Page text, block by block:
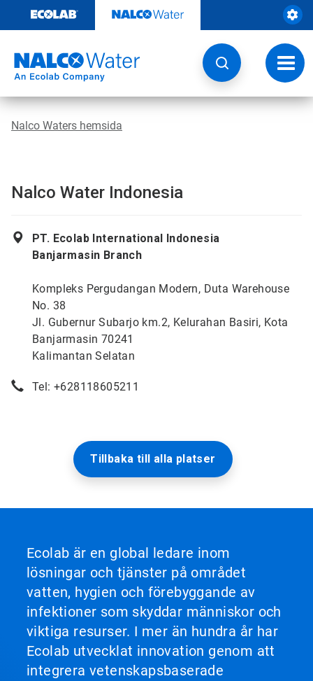
innehåll
Ändra
Nalco Waters hemsida
Nalco Water Indonesia
PT. Ecolab International Indonesia
Banjarmasin Branch
Kompleks Pergudangan Modern, Duta Warehouse
No. 38
Jl. Gubernur Subarjo km.2, Kelurahan Basiri, Kota
Banjarmasin 70241
Kalimantan Selatan
Tel: +628118605211
Tillbaka till alla platser
Ecolab är en global ledare inom
lösningar och tjänster på området
vatten, hygien och förebyggande av
infektioner som skyddar människor och
viktiga resurser. I mer än hundra år har
Ecolab utvecklat innovation genom att
integrera vetenskapsbaserade